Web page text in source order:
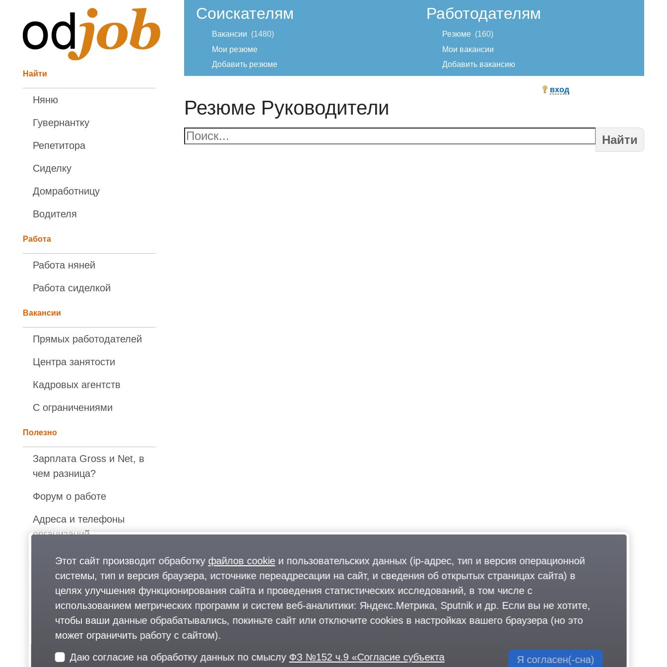
Найти
Няню
Гувернантку
Репетитора
Сиделку
Домработницу
Водителя
Работа
Работа няней
Работа сиделкой
Вакансии
Прямых работодателей
Центра занятости
Кадровых агентств
С ограничениями
Полезно
Зарплата Gross и Net, в
чем разница?
Форум о работе
Адреса и телефоны
организаций
Карта Одинцово
Почему жители
Московской области
рвутся работать в
столицу?
Соискателям
Вакансии
1480
Мои резюме
Добавить резюме
Работодателям
Резюме
160
Мои вакансии
Добавить вакансию
вход
Резюме Руководители
Найти
Этот сайт производит обработку файлов cookie и пользовательских данных (ip-адрес, тип и версия операционной
системы, тип и версия браузера, источнике переадресации на сайт, и сведения об открытых страницах сайта) в
целях улучшения функционирования сайта и проведения статистических исследований, в том числе с
использованием метрических программ и систем веб-аналитики: Яндекс.Метрика, Sputnik и др. Если вы не хотите,
чтобы ваши данные обрабатывались, покиньте сайт или отключите cookies в настройках вашего браузера (но это
может ограничить работу с сайтом).
Даю согласие на обработку данных по смыслу ФЗ №152 ч.9 «Согласие субъекта
Я согласен(-сна)